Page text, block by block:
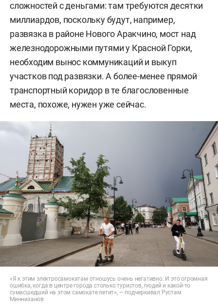
сложностей с деньгами: там требуются десятки
миллиардов, поскольку будут, например,
развязка в районе Нового Аракчино, мост над
железнодорожными путями у Красной Горки,
необходим вынос коммуникаций и выкуп
участков под развязки. А более-менее прямой
транспортный коридор в те благословенные
места, похоже, нужен уже сейчас.
«Я к этим электросамокатам отношусь очень негативно. И это огромная
ошибка, когда в центре города столько туристов, людей и какой-то
сумасшедший на этом самокате летит», — подчеркивал Рустам
Минниханов